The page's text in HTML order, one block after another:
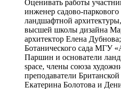
Оценивать работы
инженер садово-паркового
ландшафтной
высшей школы дизайна
архитектор Елена
Ботанического сада МГУ
Паршин и основатели
space, члены союза
преподаватели
Екатерина Болотова и